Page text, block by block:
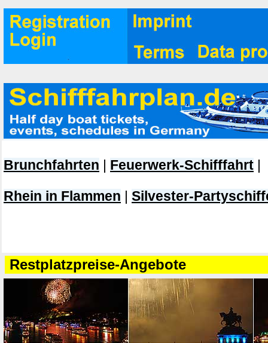
Brunchfahrten Feuerwerk-Schifffahrt
Rhein in Flammen Silvester-
Restplatzpreise-Angebote